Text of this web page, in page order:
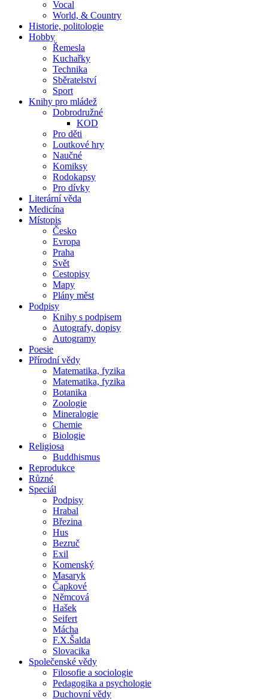
Vocal
World, & Country
Historie, politologie
Hobby
Řemesla
Kuchařky
Technika
Sběratelství
Sport
Knihy pro mládež
Dobrodružné
KOD
Pro děti
Loutkové hry
Naučné
Komiksy
Rodokapsy
Pro dívky
Literární věda
Medicína
Místopis
Česko
Evropa
Praha
Svět
Cestopisy
Mapy
Plány měst
Podpisy
Knihy s podpisem
Autografy, dopisy
Autogramy
Poesie
Přírodní vědy
Matematika, fyzika
Matematika, fyzika
Botanika
Zoologie
Mineralogie
Chemie
Biologie
Religiosa
Buddhismus
Reprodukce
Různé
Speciál
Podpisy
Hrabal
Březina
Hus
Bezruč
Exil
Komenský
Masaryk
Čapkové
Němcová
Hašek
Seifert
Mácha
F.X.Šalda
Slovacika
Společenské vědy
Filosofie a sociologie
Pedagogika a psychologie
Duchovní vědy